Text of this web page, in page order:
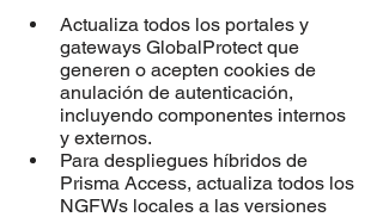
Actualiza todos los portales y
gateways GlobalProtect que
generen o acepten cookies de
anulación de autenticación,
incluyendo componentes internos
y externos.
Para despliegues híbridos de
Prisma Access, actualiza todos los
NGFWs locales a las versiones